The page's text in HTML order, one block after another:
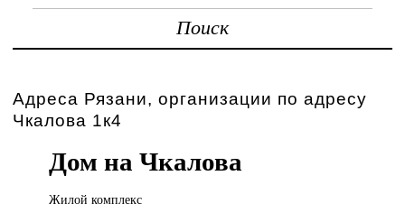
Поиск
Адреса Рязани, организации по адресу
Чкалова 1к4
Дом на Чкалова
Жилой комплекс